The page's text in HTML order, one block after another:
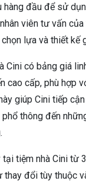
hàng đầu để sử
viên tư vấn
lựa và thiết kế
Cini có bảng giá
cao cấp, phù hợp
giúp Cini tiếp
thông đến
tại tiệm nhà Cini từ
thay đổi tùy thuộc